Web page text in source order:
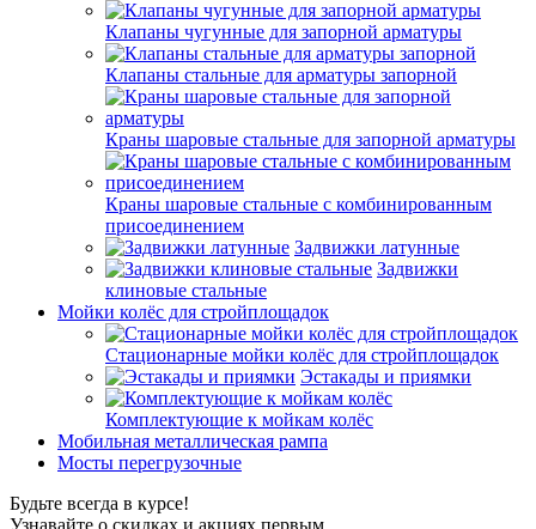
Клапаны чугунные для запорной арматуры
Клапаны стальные для арматуры запорной
Краны шаровые стальные для запорной арматуры
Краны шаровые стальные с комбинированным
присоединением
Задвижки латунные
Задвижки
клиновые стальные
Мойки колёс для стройплощадок
Стационарные мойки колёс для стройплощадок
Эстакады и приямки
Комплектующие к мойкам колёс
Мобильная металлическая рампа
Мосты перегрузочные
Будьте всегда в курсе!
Узнавайте о скидках и акциях первым